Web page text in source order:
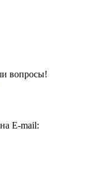
вопросы!
E-mail: